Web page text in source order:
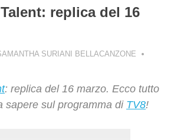
replica del 16
SURIANI BELLACANZONE
: replica del 16 marzo. Ecco tutto
sapere sul programma di TV8!